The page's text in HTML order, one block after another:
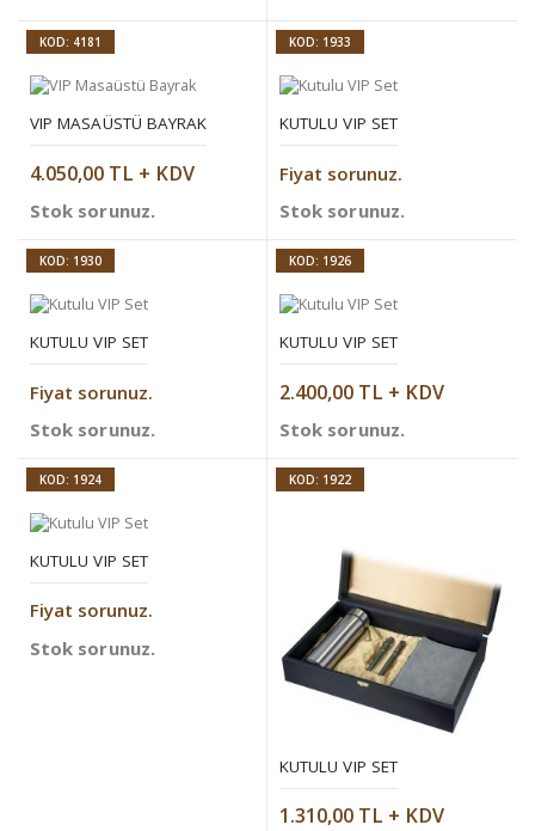
KOD: 4181
VIP MASAÜSTÜ BAYRAK
4.050,00 TL + KDV
Stok sorunuz.
KOD: 1933
KUTULU VIP SET
Fiyat sorunuz.
Stok sorunuz.
KOD: 1930
KUTULU VIP SET
Fiyat sorunuz.
Stok sorunuz.
KOD: 1926
KUTULU VIP SET
2.400,00 TL + KDV
Stok sorunuz.
KOD: 1924
KUTULU VIP SET
Fiyat sorunuz.
Stok sorunuz.
KOD: 1922
KUTULU VIP SET
1.310,00 TL + KDV